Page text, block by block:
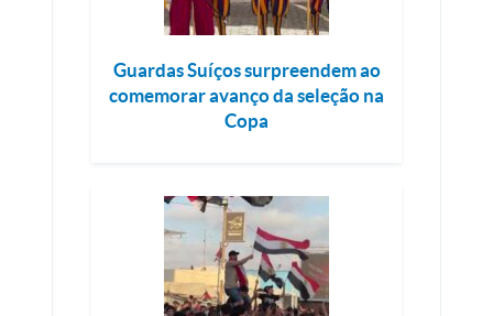
Guardas Suíços surpreendem ao
comemorar avanço da seleção na
Copa